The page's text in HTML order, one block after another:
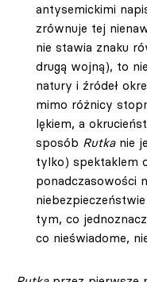
antysemickimi
zrównuje tej
nie stawia znaku
drugą wojną), to
natury i źródeł
mimo różnicy
lękiem, a
sposób Rutkanie
tylko) spektaklem
ponadczasowości
tym, co
co nieświadome,